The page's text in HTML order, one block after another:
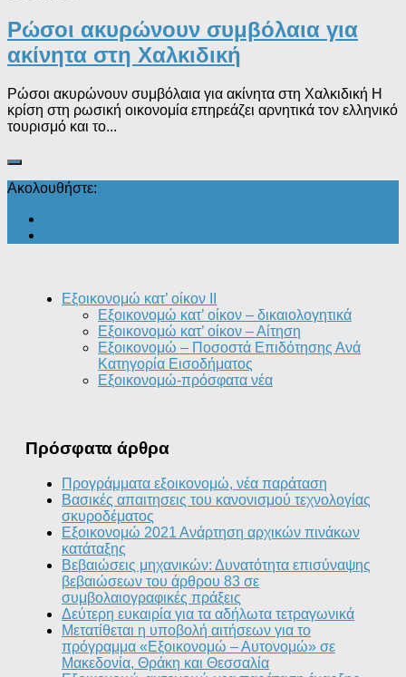
Ρώσοι ακυρώνουν συμβόλαια για
ακίνητα στη Χαλκιδική
Ρώσοι ακυρώνουν συμβόλαια για ακίνητα στη Χαλκιδική Η
κρίση στη ρωσική οικονομία επηρεάζει αρνητικά τον ελληνικό
τουρισμό και το...
Ακολουθήστε:
Εξοικονομώ κατ’ οίκον II
Εξοικονομώ κατ’ οίκον – δικαιολογητικά
Εξοικονομώ κατ’ οίκον – Αίτηση
Εξοικονομώ – Ποσοστά Επιδότησης Ανά
Κατηγορία Εισοδήματος
Εξοικονομώ-πρόσφατα νέα
Πρόσφατα άρθρα
Προγράμματα εξοικονομώ, νέα παράταση
Βασικές απαιτησεις του κανονισμού τεχνολογίας
σκυροδέματος
Εξοικονομώ 2021 Ανάρτηση αρχικών πινάκων
κατάταξης
Βεβαιώσεις μηχανικών: Δυνατότητα επισύναψης
βεβαιώσεων του άρθρου 83 σε
συμβολαιογραφικές πράξεις
Δεύτερη ευκαιρία για τα αδήλωτα τετραγωνικά
Μετατίθεται η υποβολή αιτήσεων για το
πρόγραμμα «Εξοικονομώ – Αυτονομώ» σε
Μακεδονία, Θράκη και Θεσσαλία